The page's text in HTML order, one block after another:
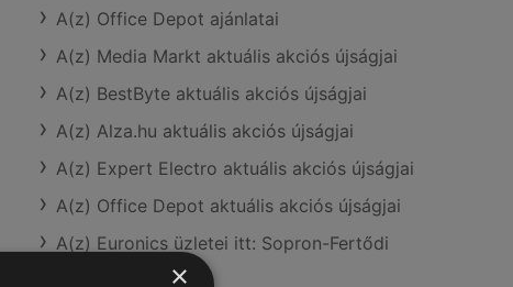
A(z) Office Depot ajánlatai
A(z) Media Markt aktuális akciós újságjai
A(z) BestByte aktuális akciós újságjai
A(z) Alza.hu aktuális akciós újságjai
A(z) Expert Electro aktuális akciós újságjai
A(z) Office Depot aktuális akciós újságjai
A(z) Euronics üzletei itt: Sopron-Fertődi
×